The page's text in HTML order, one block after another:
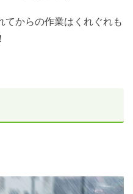
てからの作業はくれぐれも